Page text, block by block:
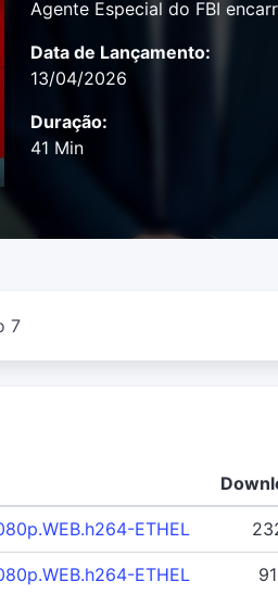
Agente Especial do FBI
Data de Lançamento:
13/04/2026
Duração:
41 Min
7
ETHEL
ETHEL 91